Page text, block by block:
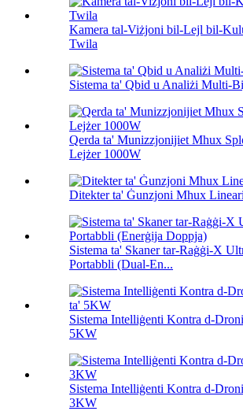
Kamera tal-Viżjoni bil-Lejl bil-
Twila
Sistema ta' Qbid u Analiżi Multi-
Qerda ta' Munizzjonijiet Mhux
Lejżer 1000W
Ditekter ta' Ġunzjoni Mhux
Sistema ta' Skaner tar-Raġġi-X
Portabbli (Dual-En...
Sistema Intelliġenti Kontra d-
5KW
Sistema Intelliġenti Kontra d-
3KW